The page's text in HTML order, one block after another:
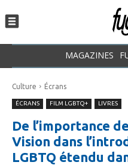
MAGAZINES
Culture Écrans
ÉCRANS FILM LGBTQ+ LIVRES
De l’importance
Vision dans
LGBTQ étendu